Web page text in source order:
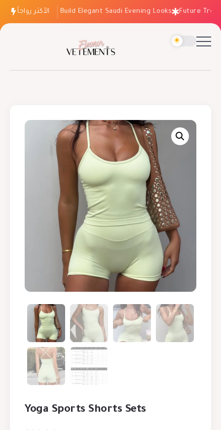
الأكثر رواجاً
How to Build Elegant Saudi Evening Looks Future
Yoga Sports Shorts Sets